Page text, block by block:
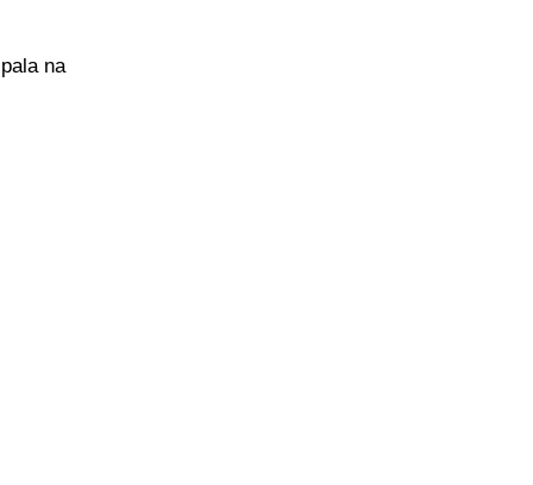
na